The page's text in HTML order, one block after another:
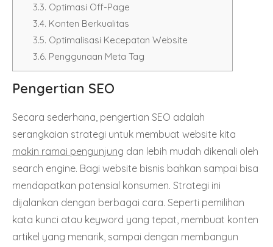
3.3. Optimasi Off-Page
3.4. Konten Berkualitas
3.5. Optimalisasi Kecepatan Website
3.6. Penggunaan Meta Tag
Pengertian SEO
Secara sederhana, pengertian SEO adalah
serangkaian strategi untuk membuat website kita
makin ramai pengunjung dan lebih mudah dikenali oleh
search engine. Bagi website bisnis bahkan sampai bisa
mendapatkan potensial konsumen. Strategi ini
dijalankan dengan berbagai cara. Seperti pemilihan
kata kunci atau keyword yang tepat, membuat konten
artikel yang menarik, sampai dengan membangun